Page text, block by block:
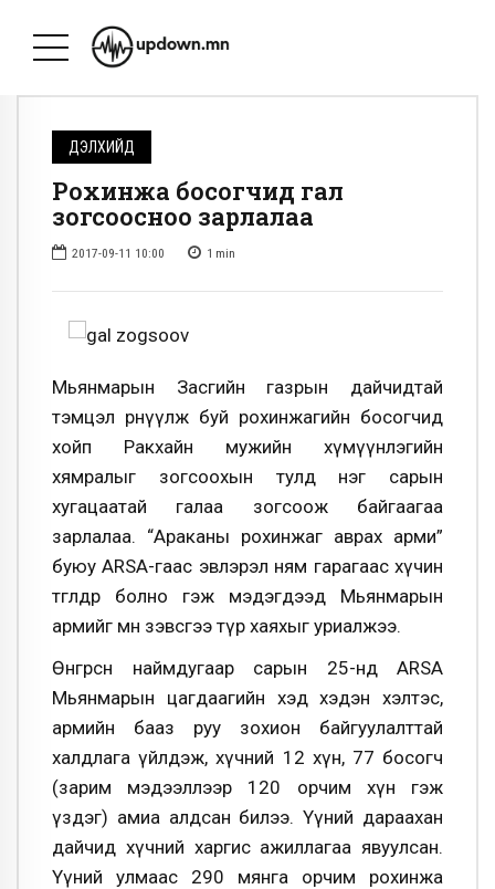
ДЭЛХИЙД
Рохинжа босогчид гал
зогсоосноо зарлалаа
2017-09-11 10:00 1 min
Мьянмарын Засгийн газрын дайчидтай
тэмцэл өрнүүлж буй рохинжагийн босогчид
хойп Ракхайн мужийн хүмүүнлэгийн
хямралыг зогсоохын тулд нэг сарын
хугацаатай галаа зогсоож байгаагаа
зарлалаа. “Араканы рохинжаг аврах арми”
буюу ARSA-гаас эвлэрэл ням гарагаас хүчин
төгөлдөр болно гэж мэдэгдээд Мьянмарын
армийг мөн зэвсгээ түр хаяхыг уриалжээ.
Өнгөрсөн наймдугаар сарын 25-нд ARSA
Мьянмарын цагдаагийн хэд хэдэн хэлтэс,
армийн бааз руу зохион байгуулалттай
халдлага үйлдэж, хүчний 12 хүн, 77 босогч
(зарим мэдээллээр 120 орчим хүн гэж
үздэг) амиа алдсан билээ. Үүний дараахан
дайчид хүчний харгис ажиллагаа явуулсан.
Үүний улмаас 290 мянга орчим рохинжа